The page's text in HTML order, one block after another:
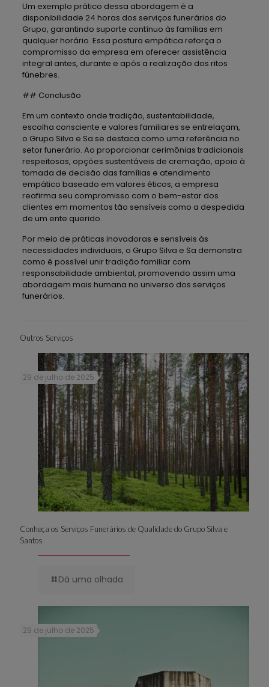
Um exemplo prático dessa abordagem é a
disponibilidade 24 horas dos serviços funerários do
Grupo, garantindo suporte contínuo às famílias em
qualquer horário. Essa postura empática reforça o
compromisso da empresa em oferecer assistência
integral antes, durante e após a realização dos ritos
fúnebres.
## Conclusão
Em um contexto onde tradição, sustentabilidade,
escolha consciente e valores familiares se entrelaçam,
o Grupo Silva e Sa se destaca como uma referência no
setor funerário. Ao proporcionar cerimônias tradicionais
respeitosas, opções sustentáveis de cremação, apoio à
tomada de decisão das famílias e atendimento
empático baseado em valores éticos, a empresa
reafirma seu compromisso com o bem-estar dos
clientes em momentos tão sensíveis como a despedida
de um ente querido.
Por meio de práticas inovadoras e sensíveis às
necessidades individuais, o Grupo Silva e Sa demonstra
como é possível unir tradição familiar com
responsabilidade ambiental, promovendo assim uma
abordagem mais humana no universo dos serviços
funerários.
Outros Serviços
29 de julho de 2025
Conheça os Serviços Funerários de Qualidade do Grupo Silva e
Santos
Dá uma olhada
29 de julho de 2025